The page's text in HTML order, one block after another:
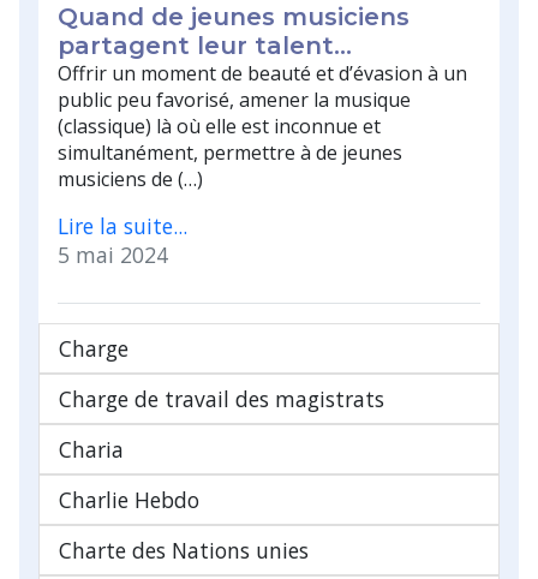
Quand de jeunes musiciens
partagent leur talent...
Offrir un moment de beauté et d’évasion à un
public peu favorisé, amener la musique
(classique) là où elle est inconnue et
simultanément, permettre à de jeunes
musiciens de (…)
Lire la suite...
5 mai 2024
Charge
Charge de travail des magistrats
Charia
Charlie Hebdo
Charte des Nations unies